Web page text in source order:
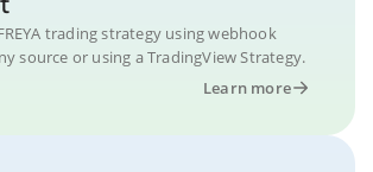
trading strategy using webhook
source or using a TradingView Strategy.
Learn more